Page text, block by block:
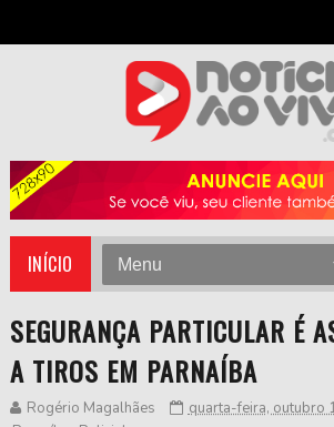
INÍCIO
SEGURANÇA PARTICULAR É
A TIROS EM PARNAÍBA
Rogério Magalhães quarta-feira, outubro